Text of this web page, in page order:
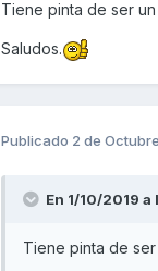
El mercado de
representa el
Tiene pinta de ser
Saludos.
Publicado 2 de
En 1/10/2019 a
Tiene pinta de